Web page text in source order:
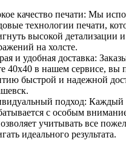
качество печати: Мы
технологии печати,
высокой детализации
на холсте.
и удобная доставка:
40х40 в нашем сервисе, вы
быстрой и надежной
подход: Каждый
с особым
учитывать все
идеального результата.